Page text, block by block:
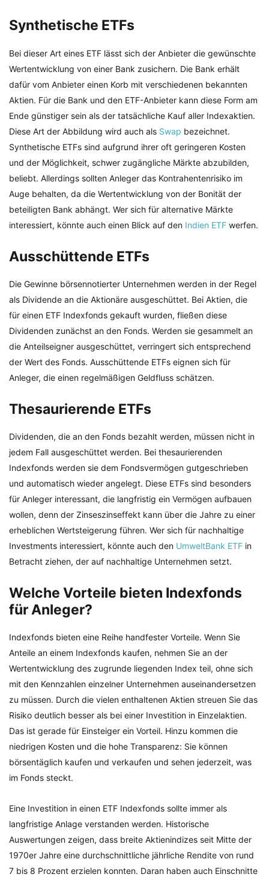
Synthetische ETFs
Bei dieser Art eines ETF lässt sich der Anbieter die gewünschte
Wertentwicklung von einer Bank zusichern. Die Bank erhält
dafür vom Anbieter einen Korb mit verschiedenen bekannten
Aktien. Für die Bank und den ETF-Anbieter kann diese Form am
Ende günstiger sein als der tatsächliche Kauf aller Indexaktien.
Diese Art der Abbildung wird auch als Swap bezeichnet.
Synthetische ETFs sind aufgrund ihrer oft geringeren Kosten
und der Möglichkeit, schwer zugängliche Märkte abzubilden,
beliebt. Allerdings sollten Anleger das Kontrahentenrisiko im
Auge behalten, da die Wertentwicklung von der Bonität der
beteiligten Bank abhängt. Wer sich für alternative Märkte
interessiert, könnte auch einen Blick auf den Indien ETF werfen.
Ausschüttende ETFs
Die Gewinne börsennotierter Unternehmen werden in der Regel
als Dividende an die Aktionäre ausgeschüttet. Bei Aktien, die
für einen ETF Indexfonds gekauft wurden, fließen diese
Dividenden zunächst an den Fonds. Werden sie gesammelt an
die Anteilseigner ausgeschüttet, verringert sich entsprechend
der Wert des Fonds. Ausschüttende ETFs eignen sich für
Anleger, die einen regelmäßigen Geldfluss schätzen.
Thesaurierende ETFs
Dividenden, die an den Fonds bezahlt werden, müssen nicht in
jedem Fall ausgeschüttet werden. Bei thesaurierenden
Indexfonds werden sie dem Fondsvermögen gutgeschrieben
und automatisch wieder angelegt. Diese ETFs sind besonders
für Anleger interessant, die langfristig ein Vermögen aufbauen
wollen, denn der Zinseszinseffekt kann über die Jahre zu einer
erheblichen Wertsteigerung führen. Wer sich für nachhaltige
Investments interessiert, könnte auch den UmweltBank ETF in
Betracht ziehen, der auf nachhaltige Unternehmen setzt.
Welche Vorteile bieten Indexfonds
für Anleger?
Indexfonds bieten eine Reihe handfester Vorteile. Wenn Sie
Anteile an einem Indexfonds kaufen, nehmen Sie an der
Wertentwicklung des zugrunde liegenden Index teil, ohne sich
mit den Kennzahlen einzelner Unternehmen auseinandersetzen
zu müssen. Durch die vielen enthaltenen Aktien streuen Sie das
Risiko deutlich besser als bei einer Investition in Einzelaktien.
Das ist gerade für Einsteiger ein Vorteil. Hinzu kommen die
niedrigen Kosten und die hohe Transparenz: Sie können
börsentäglich kaufen und verkaufen und sehen jederzeit, was
im Fonds steckt.
Eine Investition in einen ETF Indexfonds sollte immer als
langfristige Anlage verstanden werden. Historische
Auswertungen zeigen, dass breite Aktienindizes seit Mitte der
1970er Jahre eine durchschnittliche jährliche Rendite von rund
7 bis 8 Prozent erzielen konnten. Daran haben auch Einschnitte